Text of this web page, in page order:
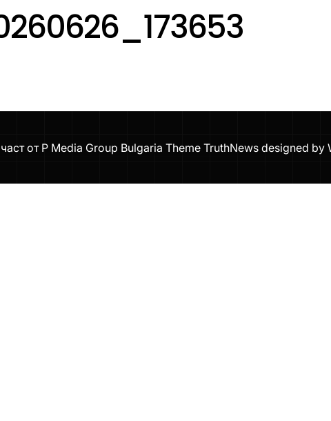
от P Media Group Bulgaria Theme TruthNews designed by